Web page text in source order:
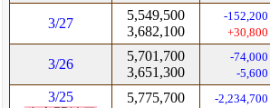
3/27
5,549,500
3,682,100
-152,200
+30,800
3/26
5,701,700
3,651,300
-74,000
-5,600
3/25
5,775,700
-2,234,700